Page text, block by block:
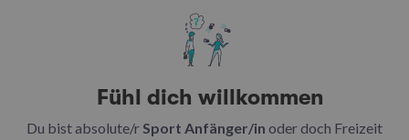
Fühl dich willkommen
Du bist absolute/r Sport Anfänger/in oder doch Freizeit